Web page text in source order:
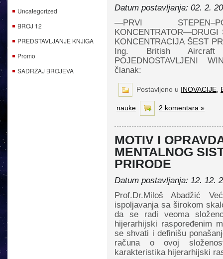
Uncategorized
BROJ 12
PREDSTAVLJANJE KNJIGA
Promo
SADRŽAJ BROJEVA
Datum postavljanja: 02. 2.
—PRVI
KONCENTRATOR—DRUGI
KONCENTRACIJA ŠEST
Ing. British Aircraft
POJEDNOSTAVLJENI
članak:
Postavljeno u INOVACIJE
nauke 2 komentara »
MOTIV I
MENTALNOG
PRIRODE
Datum postavljanja: 12. 12.
Prof.Dr.Miloš Abadžić
ispoljavanja sa širokom
da se radi veoma
hijerarhijski raspoređenim
se shvati i definišu
računa o ovoj
karakteristika hijerarhijski